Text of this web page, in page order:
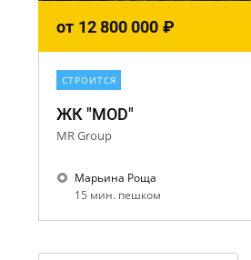
от 12 800 000 ₽
СТРОИТСЯ
ЖК "MOD"
MR Group
Марьина Роща
15 мин. пешком